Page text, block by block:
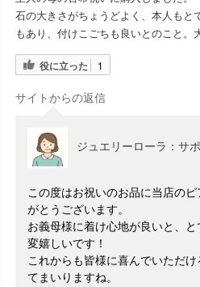
石の大きさがちょうどよく、本人もと
もあり、付けこごちも良いとのこと。
役に立った 1
サイトからの返信
ジュエリーローラ：サ
この度はお祝いのお品に当店の
がとうございます。
お義母様に着け心地が良いと、
変嬉しいです！
これからも皆様に喜んでいただ
てまいりますね。